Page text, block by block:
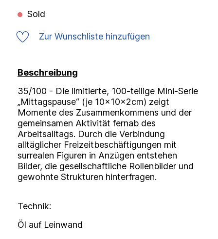
Sold
Zur Wunschliste hinzufügen
Beschreibung
35/100 - Die limitierte, 100-teilige Mini-Serie
„Mittagspause“ (je 10x10x2cm) zeigt
Momente des Zusammenkommens und der
gemeinsamen Aktivität fernab des
Arbeitsalltags. Durch die Verbindung
alltäglicher Freizeitbeschäftigungen mit
surrealen Figuren in Anzügen entstehen
Bilder, die gesellschaftliche Rollenbilder und
gewohnte Strukturen hinterfragen.
Technik:
Öl auf Leinwand